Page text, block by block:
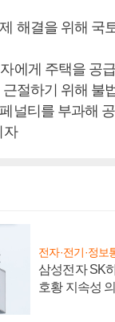
해결을 위해 국
에게 주택을 공
절하기 위해 불
널티를 부과해
자
전자·전기·정보
삼성전자 SK
호황 지속성